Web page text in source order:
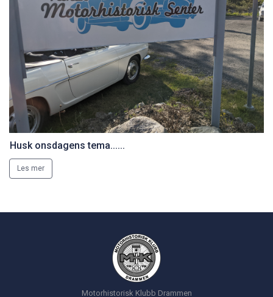
Husk onsdagens tema......
Les mer
Motorhistorisk Klubb Drammen